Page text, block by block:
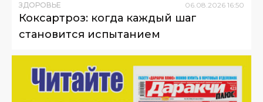
ЗДОРОВЬЕ 06.08.2026 16:50
Коксартроз: когда каждый шаг
становится испытанием